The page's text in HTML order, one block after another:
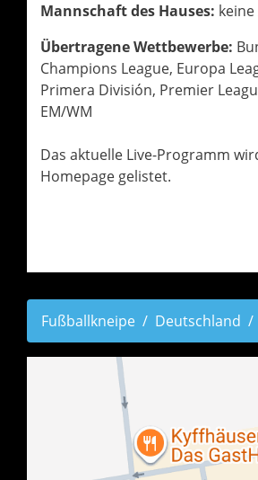
Mannschaft des Hauses:
Übertragene Wettbewerbe:
Champions League, Europa
Primera División, Premier
EM/WM
Das aktuelle Live-Programm
Homepage gelistet.
Fußballkneipe Deutschland